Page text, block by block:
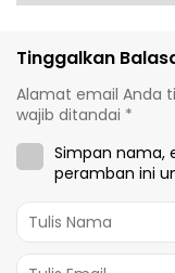
Tinggalkan
Alamat email Anda
wajib ditandai *
Simpan nama,
peramban ini